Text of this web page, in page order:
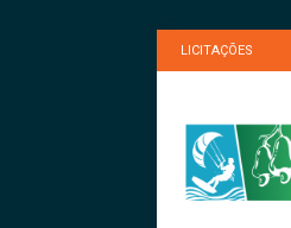
LICITAÇÕES